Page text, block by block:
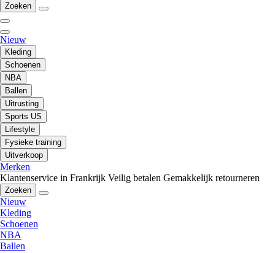
Zoeken
Nieuw
Kleding
Schoenen
NBA
Ballen
Uitrusting
Sports US
Lifestyle
Fysieke training
Uitverkoop
Merken
Klantenservice in Frankrijk Veilig betalen Gemakkelijk retourneren
Zoeken
Nieuw
Kleding
Schoenen
NBA
Ballen